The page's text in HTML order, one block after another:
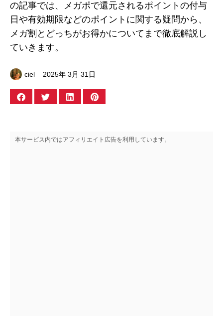
の記事では、メガポで還元されるポイントの付与
日や有効期限などのポイントに関する疑問から、
メガ割とどっちがお得かについてまで徹底解説し
ていきます。
ciel 2025年 3月 31日
本サービス内ではアフィリエイト広告を利用しています。